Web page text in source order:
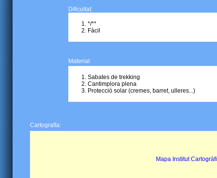
Dificultat:
*/**
Fàcil
Material:
Sabates de trekking
Cantimplora plena
Protecció solar (cremes, barret, ulleres...)
Cartografía:
Mapa Institut